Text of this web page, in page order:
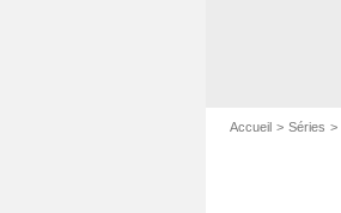
Accueil Séries